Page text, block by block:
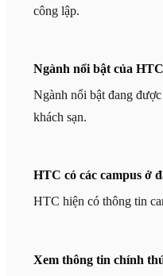
công lập.
Ngành nổi bật của
Ngành nổi bật đang
khách sạn.
HTC có các campus ở
HTC hiện có thông tin
Xem thông tin chính